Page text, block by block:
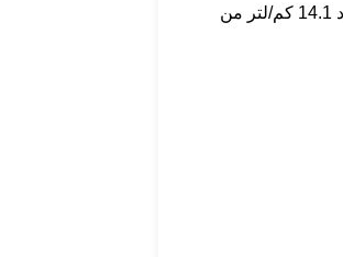
تأتي سيارة هوندا اوديسي بمحرك 2.35 لتر متصل بناقل حركة أوتوماتيكي متغير CVT لتوليد قوة 173 حصان وعزم دوران 225 نيوتن متر، على أن تبلغ صرفية الوقود 14.1 كم/لتر من